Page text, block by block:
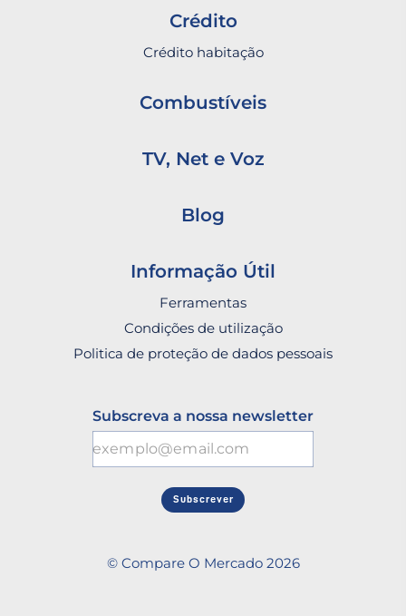
Crédito
Crédito habitação
Combustíveis
TV, Net e Voz
Blog
Informação Útil
Ferramentas
Condições de utilização
Politica de proteção de dados pessoais
Subscreva a nossa newsletter
Subscrever
© Compare O Mercado 2026